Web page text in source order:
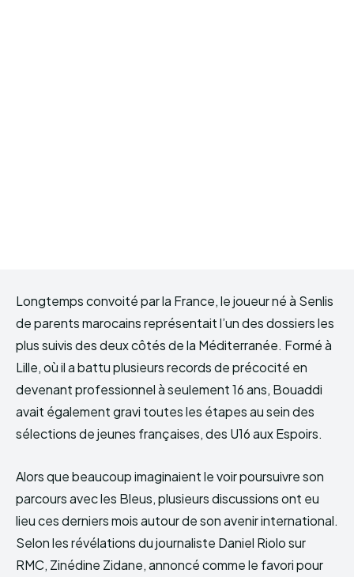
Longtemps convoité par la France, le joueur né à Senlis
de parents marocains représentait l’un des dossiers les
plus suivis des deux côtés de la Méditerranée. Formé à
Lille, où il a battu plusieurs records de précocité en
devenant professionnel à seulement 16 ans, Bouaddi
avait également gravi toutes les étapes au sein des
sélections de jeunes françaises, des U16 aux Espoirs.
Alors que beaucoup imaginaient le voir poursuivre son
parcours avec les Bleus, plusieurs discussions ont eu
lieu ces derniers mois autour de son avenir international.
Selon les révélations du journaliste Daniel Riolo sur
RMC, Zinédine Zidane, annoncé comme le favori pour